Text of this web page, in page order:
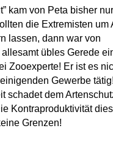
kam von Peta bisher
die Extremisten um
lassen, dann war von
übles Gerede
Zooexperte! Er ist es
Gewerbe
schadet dem
Kontraproduktivität
Grenzen!